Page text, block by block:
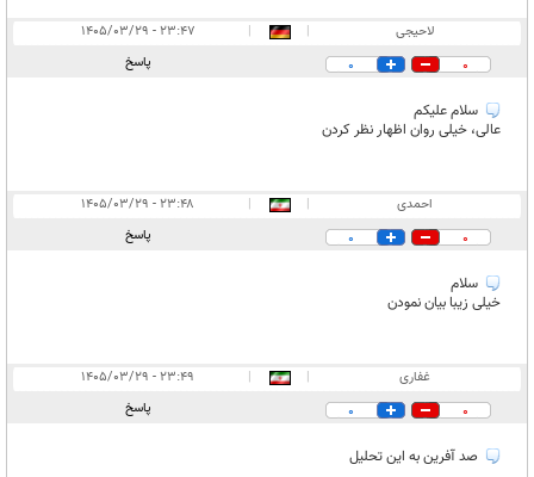
لاحیجی |
|
۲۳:۴۷ - ۱۴۰۵/۰۳/۲۹
0
0 پاسخ
سلام علیکم
عالی، خیلی روان اظهار نظر کردن
احمدی |
|
۲۳:۴۸ - ۱۴۰۵/۰۳/۲۹
0
0 پاسخ
سلام
خیلی زیبا بیان نمودن
غفاری |
|
۲۳:۴۹ - ۱۴۰۵/۰۳/۲۹
0
0 پاسخ
صد آفرین به این تحلیل